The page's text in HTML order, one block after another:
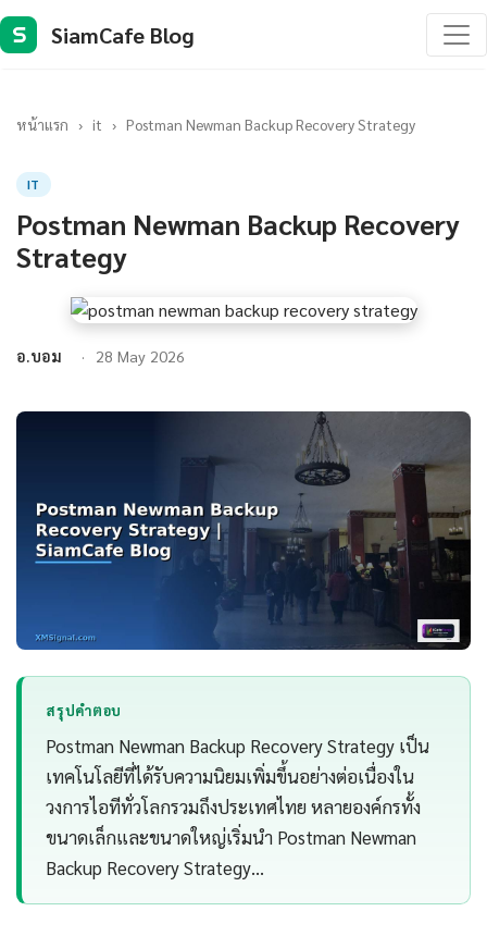
S SiamCafe Blog
หน้าแรก › it › Postman Newman Backup Recovery Strategy
IT
Postman Newman Backup Recovery
Strategy
อ.บอม 28 May 2026
สรุปคำตอบ
Postman Newman Backup Recovery Strategy เป็น
เทคโนโลยีที่ได้รับความนิยมเพิ่มขึ้นอย่างต่อเนื่องใน
วงการไอทีทั่วโลกรวมถึงประเทศไทย หลายองค์กรทั้ง
ขนาดเล็กและขนาดใหญ่เริ่มนำ Postman Newman
Backup Recovery Strategy…